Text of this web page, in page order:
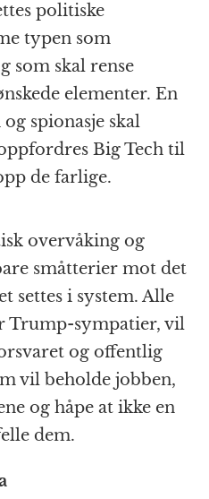
politiske
typen som
som skal rense
elementer. En
spionasje skal
Big Tech til
de farlige.
overvåking og
småtterier mot det
settes i system. Alle
Trump-sympatier, vil
og offentlig
vil beholde jobben,
og håpe at ikke en
dem.